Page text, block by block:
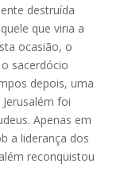
destruída
que viria a
ocasião, o
sacerdócio
depois, uma
foi
Apenas em
a liderança dos
reconquistou